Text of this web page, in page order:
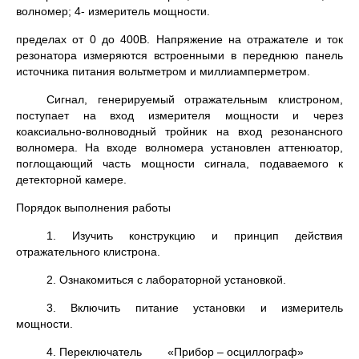
волномер; 4- измеритель мощности.
пределах от 0 до 400В. Напряжение на отражателе и ток
резонатора измеряются встроенными в переднюю панель
источника питания вольтметром и миллиамперметром.
Сигнал, генерируемый отражательным клистроном,
поступает на вход измерителя мощности и через
коаксиально-волноводный тройник на вход резонансного
волномера. На входе волномера установлен аттенюатор,
поглощающий часть мощности сигнала, подаваемого к
детекторной камере.
Порядок выполнения работы
1. Изучить конструкцию и принцип действия
отражательного клистрона.
2. Ознакомиться с лабораторной установкой.
3. Включить питание установки и измеритель
мощности.
4. Переключатель «Прибор – осциллограф»